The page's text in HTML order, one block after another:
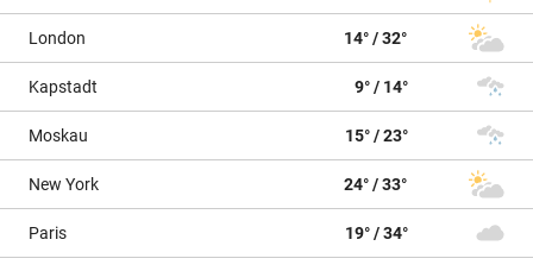
London 14° / 32°
Kapstadt 9° / 14°
Moskau 15° / 23°
New York 24° / 33°
Paris 19° / 34°